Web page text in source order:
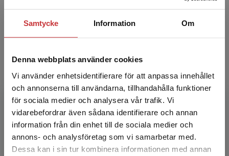
Samtycke Information Om
Denna webbplats använder cookies
Vi använder enhetsidentifierare för att anpassa innehållet
och annonserna till användarna, tillhandahålla funktioner
för sociala medier och analysera vår trafik. Vi
vidarebefordrar även sådana identifierare och annan
information från din enhet till de sociala medier och
annons- och analysföretag som vi samarbetar med.
Dessa kan i sin tur kombinera informationen med annan
Begränsad fraktregion
Ingrid Höjer är professor i socialt arbete vid
Göteborgs universitet. Hennes forskning är
Marie Sallnäs